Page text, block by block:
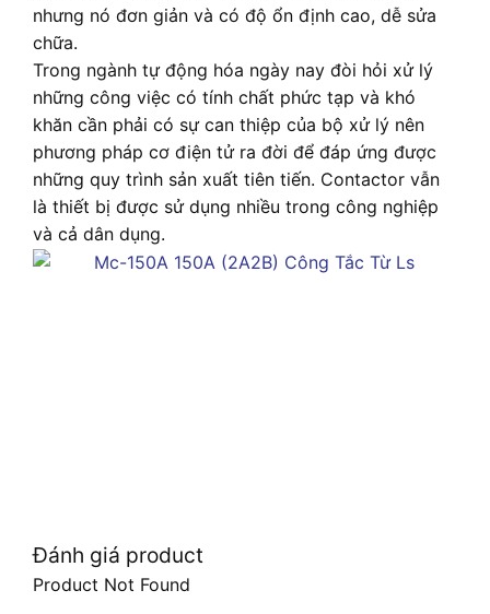
nhưng nó đơn giản và có độ ổn định cao, dễ sửa
chữa.
Trong ngành tự động hóa ngày nay đòi hỏi xử lý
những công việc có tính chất phức tạp và khó
khăn cần phải có sự can thiệp của bộ xử lý nên
phương pháp cơ điện tử ra đời để đáp ứng được
những quy trình sản xuất tiên tiến. Contactor vẫn
là thiết bị được sử dụng nhiều trong công nghiệp
và cả dân dụng.
Đánh giá product
Product Not Found